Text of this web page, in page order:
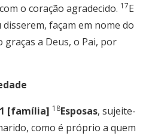
o coração agradecido. 17E
façam em nome do
graças a Deus, o Pai, por
[família] 18Esposas, sujeite-
como é próprio a quem